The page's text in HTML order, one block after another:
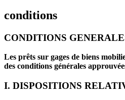
conditions
CONDITIONS
Les prêts sur gages de biens
des conditions générales
I. DISPOSITIONS